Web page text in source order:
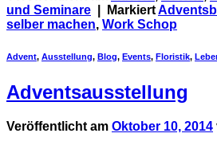
und Seminare
Markiert
selber machen, Work Schop
Advent, Ausstellung, Blog, Events, Floristik,
Adventsausstellung
Veröffentlicht am Oktober 10, 2014